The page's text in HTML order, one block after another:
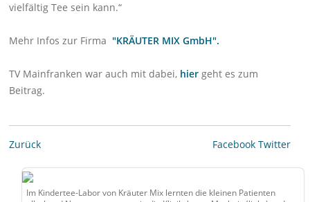
vielfältig Tee sein kann.“
Mehr Infos zur Firma "KRÄUTER MIX GmbH".
TV Mainfranken war auch mit dabei, hier geht es zum
Beitrag.
Zurück Facebook Twitter
Im Kindertee-Labor von Kräuter Mix lernten die kleinen Patienten